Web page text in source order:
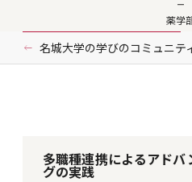
薬学
名城大学の学びのコミュニテ
多職種連携によるアドバ
グの実践